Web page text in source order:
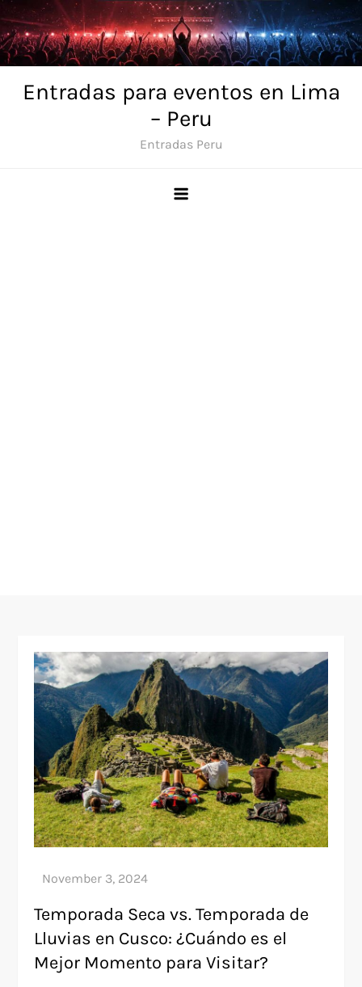
Skip
to
content
Entradas para eventos en Lima
– Peru
Entradas Peru
Temporada Seca vs. Temporada de
Lluvias en Cusco: ¿Cuándo es el
Mejor Momento para Visitar?